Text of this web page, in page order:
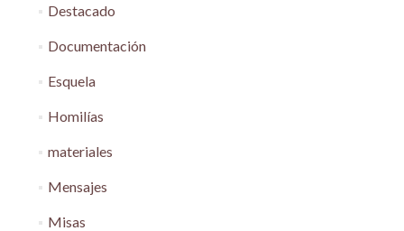
Destacado
Documentación
Esquela
Homilías
materiales
Mensajes
Misas